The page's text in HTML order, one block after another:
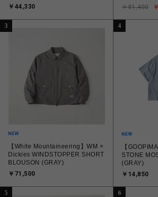
￥44,330
￥81,400
3
【White Mountaineering】WM ×
Dickies WINDSTOPPER SHORT
BLOUSON (GRAY)
￥71,500
4
【
STONE
(GRAY)
￥14,850
5 6